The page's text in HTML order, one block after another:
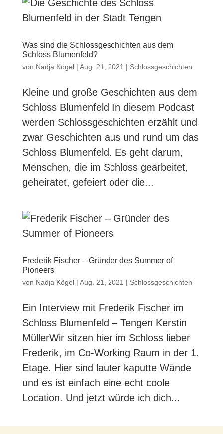
Was sind die Schlossgeschichten aus dem
Schloss Blumenfeld?
von Nadja Kögel| Aug. 21, 2021 | Schlossgeschichten
Kleine und große Geschichten aus dem
Schloss Blumenfeld In diesem Podcast
werden Schlossgeschichten erzählt und
zwar Geschichten aus und rund um das
Schloss Blumenfeld. Es geht darum,
Menschen, die im Schloss gearbeitet,
geheiratet, gefeiert oder die...
Frederik Fischer – Gründer des Summer of
Pioneers
von Nadja Kögel| Aug. 21, 2021 | Schlossgeschichten
Ein Interview mit Frederik Fischer im
Schloss Blumenfeld – Tengen Kerstin
MüllerWir sitzen hier im Schloss lieber
Frederik, im Co-Working Raum in der 1.
Etage. Hier sind lauter kaputte Wände
und es ist einfach eine echt coole
Location. Und jetzt würde ich dich...